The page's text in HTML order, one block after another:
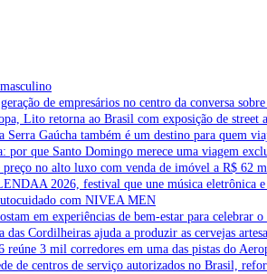
de empresários no centro da conversa
Lito retorna ao Brasil com exposição de street
Gaúcha também é um destino para quem
por que Santo Domingo merece uma viagem
no alto luxo com venda de imóvel a R$ 62
2026, festival que une música eletrônica
com NIVEA MEN
em experiências de bem-estar para celebrar o
das Cordilheiras ajuda a produzir as cervejas
3 mil corredores em uma das pistas do
de centros de serviço autorizados no Brasil,